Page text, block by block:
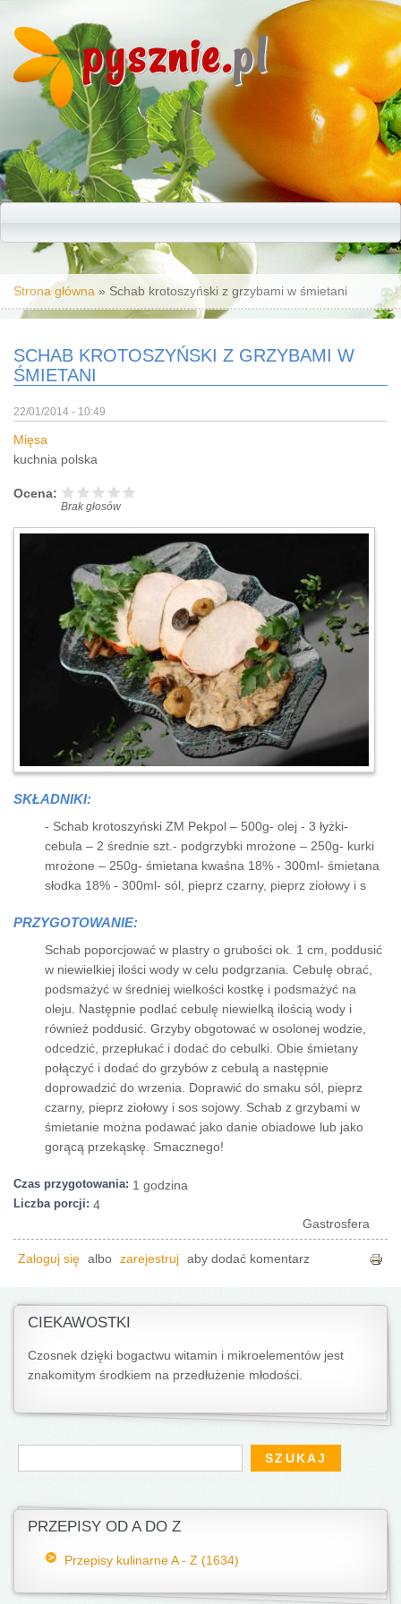
pysznie.pl
Jesteś tutaj
Strona główna » Schab krotoszyński z grzybami w śmietani
SCHAB KROTOSZYŃSKI Z GRZYBAMI W
ŚMIETANI
22/01/2014 - 10:49
Mięsa
kuchnia polska
Ocena:
Brak głosów
SKŁADNIKI:
- Schab krotoszyński ZM Pekpol – 500g- olej - 3 łyżki-
cebula – 2 średnie szt.- podgrzybki mrożone – 250g- kurki
mrożone – 250g- śmietana kwaśna 18% - 300ml- śmietana
słodka 18% - 300ml- sól, pieprz czarny, pieprz ziołowy i s
PRZYGOTOWANIE:
Schab poporcjować w plastry o grubości ok. 1 cm, poddusić
w niewielkiej ilości wody w celu podgrzania. Cebulę obrać,
podsmażyć w średniej wielkości kostkę i podsmażyć na
oleju. Następnie podlać cebulę niewielką ilością wody i
również poddusić. Grzyby obgotować w osolonej wodzie,
odcedzić, przepłukać i dodać do cebulki. Obie śmietany
połączyć i dodać do grzybów z cebulą a następnie
doprowadzić do wrzenia. Doprawić do smaku sól, pieprz
czarny, pieprz ziołowy i sos sojowy. Schab z grzybami w
śmietanie można podawać jako danie obiadowe lub jako
gorącą przekąskę. Smacznego!
Czas przygotowania: 1 godzina
Liczba porcji: 4
Gastrosfera
Zaloguj się albo zarejestruj aby dodać komentarz
CIEKAWOSTKI
Czosnek dzięki bogactwu witamin i mikroelementów jest
znakomitym środkiem na przedłużenie młodości.
Formularz wyszukiwania
Szukaj
PRZEPISY OD A DO Z
Przepisy kulinarne A - Z (1634)